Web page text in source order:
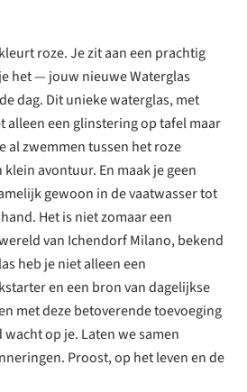
roze. Je zit aan een prachtig
het — jouw nieuwe Waterglas
dag. Dit unieke waterglas, met
een glinstering op tafel maar
al zwemmen tussen het roze
avontuur. En maak je geen
gewoon in de vaatwasser tot
Het is niet zomaar een
van Ichendorf Milano, bekend
heb je niet alleen een
en een bron van dagelijkse
met deze betoverende toevoeging
wacht op je. Laten we samen
Proost, op het leven en de